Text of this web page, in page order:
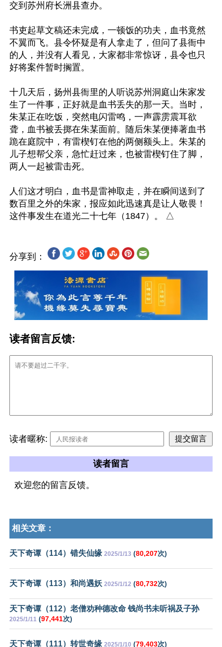
交到苏州府长洲县查办。
书吏起草文稿还未完成，一顿饭的功夫，血书竟然
不翼而飞。县令怀疑是有人拿走了，但问了县衙中
的人，并没有人看见，大家都非常惊讶，县令也只
好将案件暂时搁置。
十几天后，扬州县衙里的人听说苏州洞庭山朱家发
生了一件事，正好就是血书丢失的那一天。当时，
朱某正在吃饭，突然电闪雷鸣，一声霹雳震耳欲
聋，血书被丢掷在朱某面前。随后朱某便捧著血书
跪在庭院中，有雷楔钉在他的两侧额头上。朱某的
儿子想帮父亲，急忙赶过来，也被雷楔钉住了脚，
两人一起被雷击死。
人们这才明白，血书是雷神取走，并在瞬间送到了
数百里之外的朱家，报应如此迅速真是让人敬畏！
分享到：
读者留言反馈:
读者暱称:
读者留言
欢迎您的留言反馈。
相关文章：
天下奇谭（114）错失仙缘 2025/1/13 (80,207次)
天下奇谭（113）和尚遇妖 2025/1/12 (80,732次)
天下奇谭（112）老僧劝种德改命 钱尚书未听祸及子孙
2025/1/11 (97,441次)
天下奇谭（111）转世奇缘 2025/1/10 (79,403次)